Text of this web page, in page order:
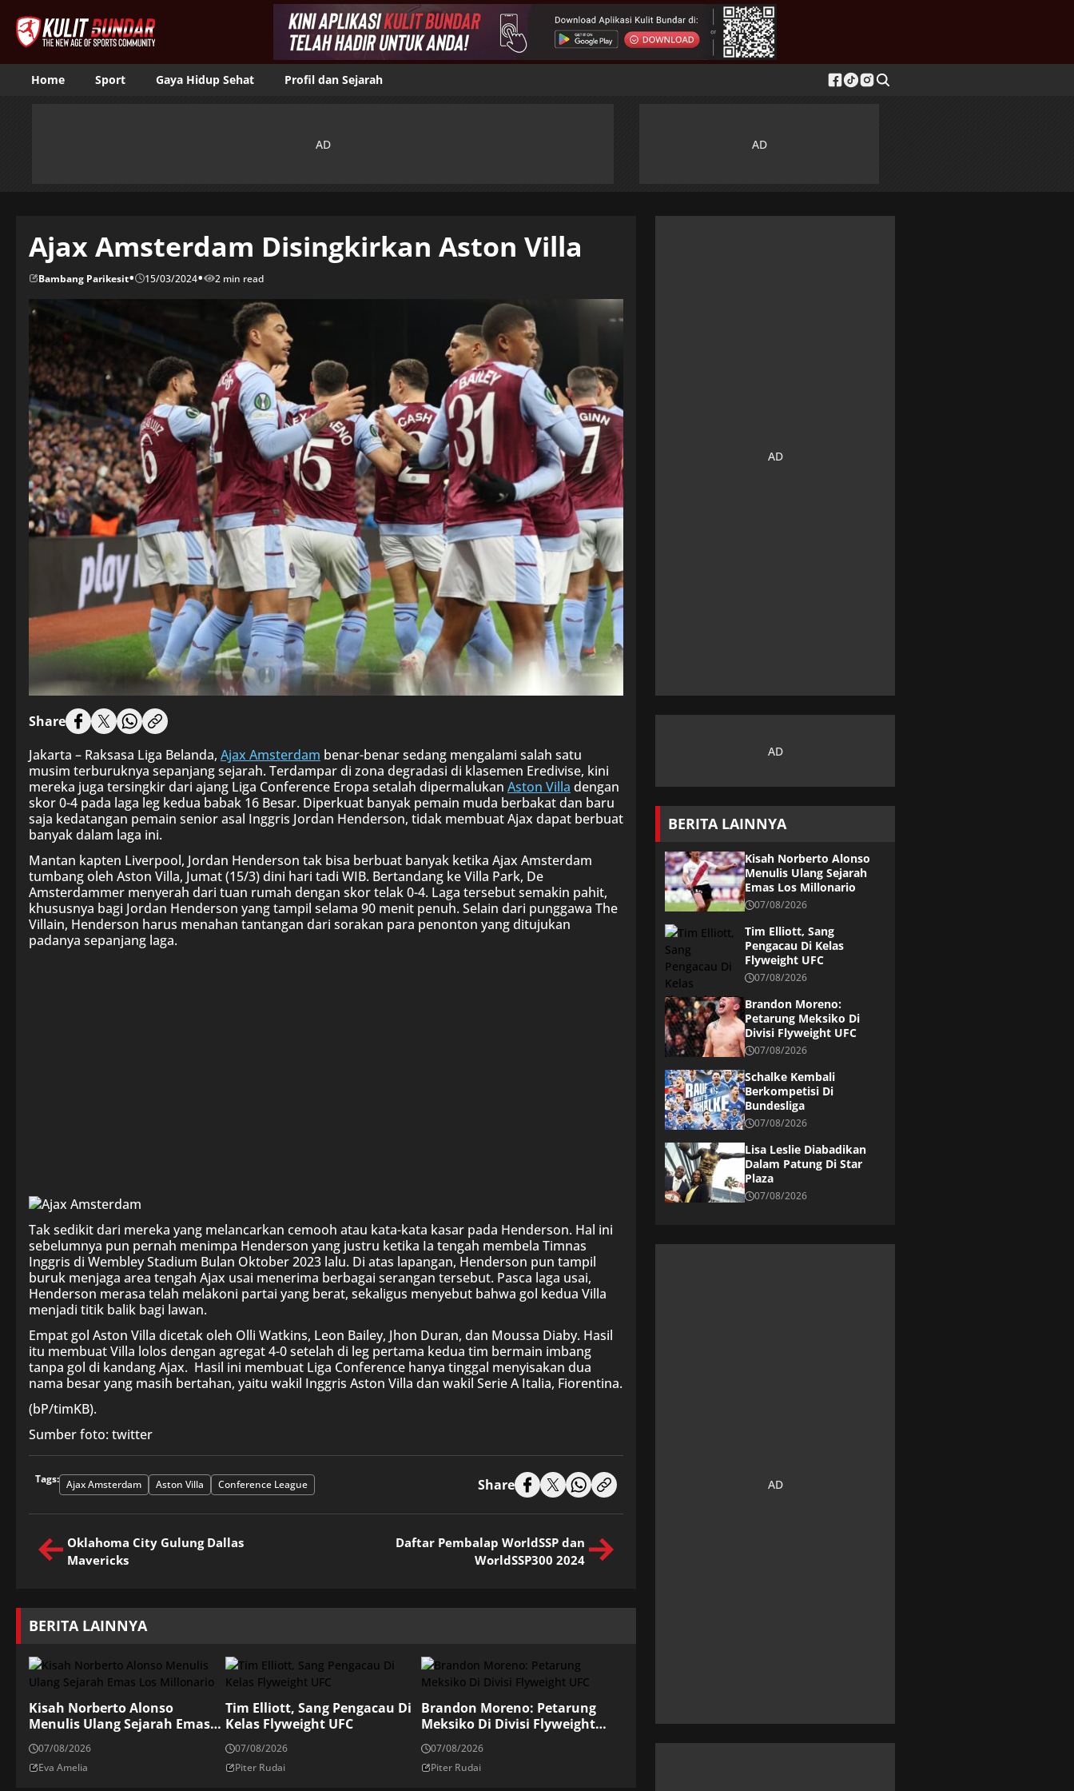
Home Sport Gaya Hidup Sehat Profil dan Sejarah
Ajax Amsterdam Disingkirkan Aston Villa
Bambang Parikesit• 15/03/2024• 2 min read
Share
Jakarta – Raksasa Liga Belanda, Ajax Amsterdam benar-benar sedang mengalami salah satu
musim terburuknya sepanjang sejarah. Terdampar di zona degradasi di klasemen Eredivise, kini
mereka juga tersingkir dari ajang Liga Conference Eropa setalah dipermalukan Aston Villa dengan
skor 0-4 pada laga leg kedua babak 16 Besar. Diperkuat banyak pemain muda berbakat dan baru
saja kedatangan pemain senior asal Inggris Jordan Henderson, tidak membuat Ajax dapat berbuat
banyak dalam laga ini.
Mantan kapten Liverpool, Jordan Henderson tak bisa berbuat banyak ketika Ajax Amsterdam
tumbang oleh Aston Villa, Jumat (15/3) dini hari tadi WIB. Bertandang ke Villa Park, De
Amsterdammer menyerah dari tuan rumah dengan skor telak 0-4. Laga tersebut semakin pahit,
khususnya bagi Jordan Henderson yang tampil selama 90 menit penuh. Selain dari punggawa The
Villain, Henderson harus menahan tantangan dari sorakan para penonton yang ditujukan
padanya sepanjang laga.
Tak sedikit dari mereka yang melancarkan cemooh atau kata-kata kasar pada Henderson. Hal ini
sebelumnya pun pernah menimpa Henderson yang justru ketika Ia tengah membela Timnas
Inggris di Wembley Stadium Bulan Oktober 2023 lalu. Di atas lapangan, Henderson pun tampil
buruk menjaga area tengah Ajax usai menerima berbagai serangan tersebut. Pasca laga usai,
Henderson merasa telah melakoni partai yang berat, sekaligus menyebut bahwa gol kedua Villa
menjadi titik balik bagi lawan.
Empat gol Aston Villa dicetak oleh Olli Watkins, Leon Bailey, Jhon Duran, dan Moussa Diaby. Hasil
itu membuat Villa lolos dengan agregat 4-0 setelah di leg pertama kedua tim bermain imbang
tanpa gol di kandang Ajax. Hasil ini membuat Liga Conference hanya tinggal menyisakan dua
nama besar yang masih bertahan, yaitu wakil Inggris Aston Villa dan wakil Serie A Italia, Fiorentina.
(bP/timKB).
Sumber foto: twitter
Tags: Ajax Amsterdam Aston Villa Conference League Share
Oklahoma City Gulung Dallas
Mavericks
Daftar Pembalap WorldSSP dan
WorldSSP300 2024
BERITA LAINNYA
Kisah Norberto Alonso
Menulis Ulang Sejarah Emas
Los Millonario
07/08/2026
Eva Amelia
Tim Elliott, Sang Pengacau Di
Kelas Flyweight UFC
07/08/2026
Piter Rudai
Brandon Moreno: Petarung
Meksiko Di Divisi Flyweight
UFC07/08/2026
Piter Rudai
BERITA LAINNYA
Kisah Norberto Alonso
Menulis Ulang Sejarah
Emas Los Millonario
07/08/2026
Tim Elliott, Sang
Pengacau Di Kelas
Flyweight UFC
07/08/2026
Brandon Moreno:
Petarung Meksiko Di
Divisi Flyweight UFC
07/08/2026
Schalke Kembali
Berkompetisi Di
Bundesliga
07/08/2026
Lisa Leslie Diabadikan
Dalam Patung Di Star
Plaza
07/08/2026